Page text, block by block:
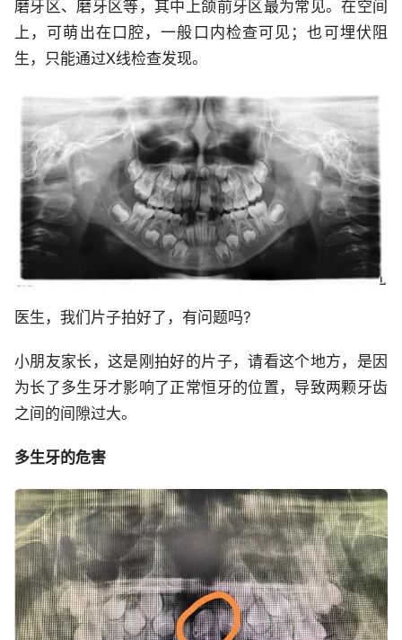
磨牙区、磨牙区等，其中上颌前牙区最为常见。在空间
上，可萌出在口腔，一般口内检查可见；也可埋伏阻
生，只能通过X线检查发现。
医生，我们片子拍好了，有问题吗?
小朋友家长，这是刚拍好的片子，请看这个地方，是因
为长了多生牙才影响了正常恒牙的位置，导致两颗牙齿
之间的间隙过大。
多生牙的危害